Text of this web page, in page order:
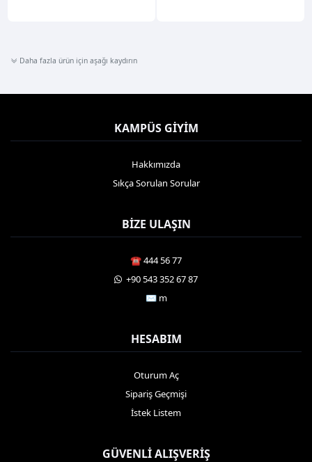
Daha fazla ürün için aşağı kaydırın
KAMPÜS GIYIM
Hakkımızda
Sıkça Sorulan Sorular
BIZE ULAŞIN
☎️ 444 56 77
️ +90 543 352 67 87
✉️ m
HESABIM
Oturum Aç
Sipariş Geçmişi
İstek Listem
GÜVENLI ALIŞVERIŞ